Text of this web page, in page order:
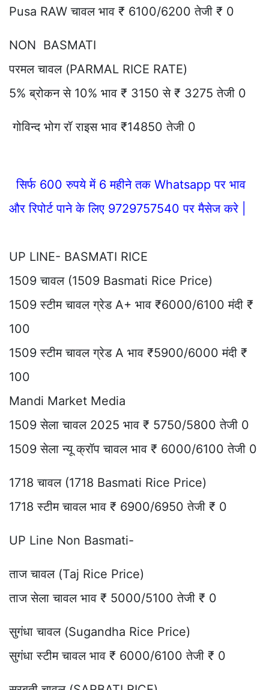
Pusa RAW चावल भाव ₹ 6100/6200 तेजी ₹ 0
NON BASMATI
परमल चावल (PARMAL RICE RATE)
5% ब्रोकन से 10% भाव ₹ 3150 से ₹ 3275 तेजी 0
गोविन्द भोग रॉ राइस भाव ₹14850 तेजी 0
सिर्फ 600 रुपये में 6 महीने तक Whatsapp पर भाव
और रिपोर्ट पाने के लिए 9729757540 पर मैसेज करे |
UP LINE- BASMATI RICE
1509 चावल (1509 Basmati Rice Price)
1509 स्टीम चावल ग्रेड A+ भाव ₹6000/6100 मंदी ₹
100
1509 स्टीम चावल ग्रेड A भाव ₹5900/6000 मंदी ₹
100
Mandi Market Media
1509 सेला चावल 2025 भाव ₹ 5750/5800 तेजी 0
1509 सेला न्यू क्रॉप चावल भाव ₹ 6000/6100 तेजी 0
1718 चावल (1718 Basmati Rice Price)
1718 स्टीम चावल भाव ₹ 6900/6950 तेजी ₹ 0
UP Line Non Basmati-
ताज चावल (Taj Rice Price)
ताज सेला चावल भाव ₹ 5000/5100 तेजी ₹ 0
सुगंधा चावल (Sugandha Rice Price)
सुगंधा स्टीम चावल भाव ₹ 6000/6100 तेजी ₹ 0